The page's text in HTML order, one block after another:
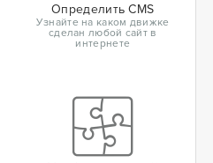
Определить CMS
Узнайте на каком движке
сделан любой сайт в
интернете